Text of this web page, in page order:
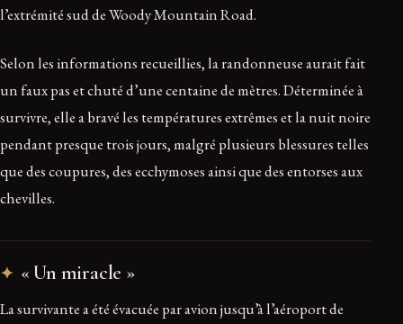
l’extrémité sud de Woody Mountain Road.
Selon les informations recueillies, la randonneuse aurait fait
un faux pas et chuté d’une centaine de mètres. Déterminée à
survivre, elle a bravé les températures extrêmes et la nuit noire
pendant presque trois jours, malgré plusieurs blessures telles
que des coupures, des ecchymoses ainsi que des entorses aux
chevilles.
« Un miracle »
La survivante a été évacuée par avion jusqu’à l’aéroport de